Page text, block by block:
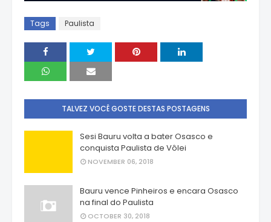
Tags Paulista
TALVEZ VOCÊ GOSTE DESTAS POSTAGENS
Sesi Bauru volta a bater Osasco e
conquista Paulista de Vôlei
NOVEMBER 06, 2018
Bauru vence Pinheiros e encara Osasco
na final do Paulista
OCTOBER 30, 2018